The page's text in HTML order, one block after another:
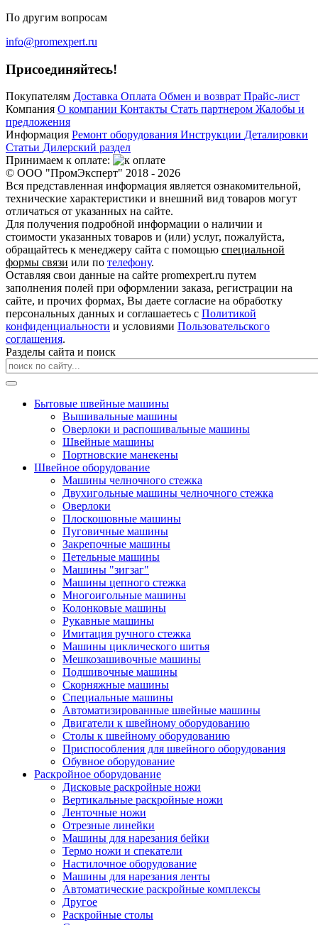
По другим вопросам
info@promexpert.ru
Присоединяйтесь!
Покупателям Доставка Оплата Обмен и возврат Прайс-лист
Компания О компании Контакты Стать партнером Жалобы и
предложения
Информация Ремонт оборудования Инструкции Деталировки
Статьи Дилерский раздел
Принимаем к оплате:
© ООО "ПромЭксперт" 2018 - 2026
Вся представленная информация является ознакомительной,
технические характеристики и внешний вид товаров могут
отличаться от указанных на сайте.
Для получения подробной информации о наличии и
стоимости указанных товаров и (или) услуг, пожалуйста,
обращайтесь к менеджеру сайта с помощью специальной
формы связи или по телефону.
Оставляя свои данные на сайте promexpert.ru путем
заполнения полей при оформлении заказа, регистрации на
сайте, и прочих формах, Вы даете согласие на обработку
персональных данных и соглашаетесь с Политикой
конфиденциальности и условиями Пользовательского
соглашения.
Разделы сайта и поиск
Бытовые швейные машины
Вышивальные машины
Оверлоки и распошивальные машины
Швейные машины
Портновские манекены
Швейное оборудование
Машины челночного стежка
Двухигольные машины челночного стежка
Оверлоки
Плоскошовные машины
Пуговичные машины
Закрепочные машины
Петельные машины
Машины "зигзаг"
Машины цепного стежка
Многоигольные машины
Колонковые машины
Рукавные машины
Имитация ручного стежка
Машины циклического шитья
Мешкозашивочные машины
Подшивочные машины
Скорняжные машины
Специальные машины
Автоматизированные швейные машины
Двигатели к швейному оборудованию
Столы к швейному оборудованию
Приспособления для швейного оборудования
Обувное оборудование
Раскройное оборудование
Дисковые раскройные ножи
Вертикальные раскройные ножи
Ленточные ножи
Отрезные линейки
Машины для нарезания бейки
Термо ножи и спекатели
Настилочное оборудование
Машины для нарезания ленты
Автоматические раскройные комплексы
Другое
Раскройные столы